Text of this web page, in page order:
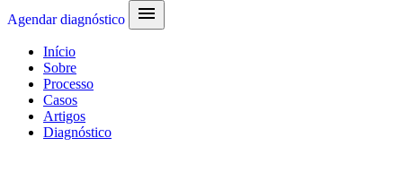
Agendar diagnóstico
menu
Início
Sobre
Processo
Casos
Artigos
Diagnóstico